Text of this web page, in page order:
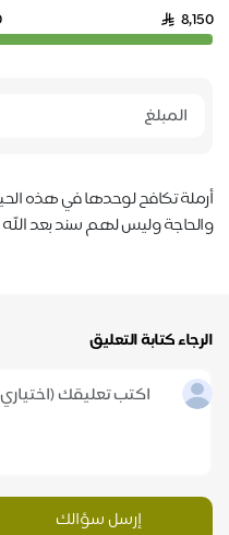
8,150
والحاجة وليس لهم سند بعد الله
الرجاء كتابة التعليق
إرسل سؤالك